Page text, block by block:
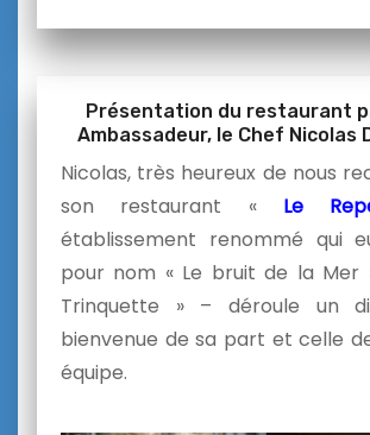
Présentation du restaurant
Ambassadeur, le Chef Nicolas
Nicolas, très heureux de nous
son restaurant « Le
établissement renommé qui
pour nom « Le bruit de la Mer
Trinquette » – déroule un
bienvenue de sa part et celle
équipe.